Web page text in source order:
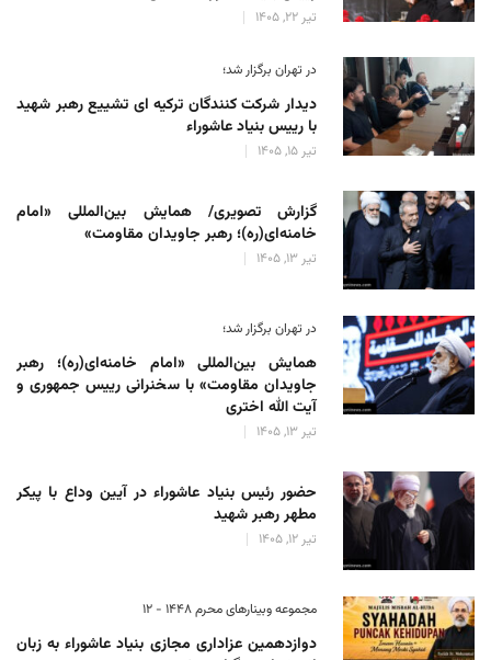
تیر 22, 1405
در تهران برگزار شد؛
دیدار شرکت کنندگان ترکیه ای تشییع رهبر شهید
با رییس بنیاد عاشوراء
تیر 15, 1405
گزارش تصویری/ همایش بین‌المللی «امام
خامنه‌ای(ره)؛ رهبر جاویدان مقاومت»
تیر 13, 1405
در تهران برگزار شد؛
همایش بین‌المللی «امام خامنه‌ای(ره)؛ رهبر
جاویدان مقاومت» با سخنرانی رییس جمهوری و
آیت الله اختری
تیر 13, 1405
حضور رئیس‌ بنیاد عاشوراء در آیین وداع با پیکر
مطهر رهبر شهید
تیر 12, 1405
مجموعه وبینارهای محرم 1448 - 12
دوازدهمین عزاداری مجازی بنیاد عاشوراء به زبان